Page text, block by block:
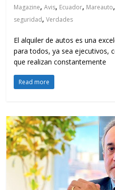
Magazine,Avis, Ecuador, Mareauto,
seguridad,Verdades
El alquiler de autos es una
para todos, ya sea ejecutivos,
que realizan constantemente
Read more